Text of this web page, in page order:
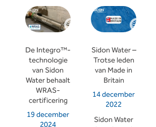
De Integro™-
technologie
van Sidon
Water behaalt
WRAS-
certificering
19 december
2024
Sidon Water –
Trotse leden
van Made in
Britain
14 december
2022
Sidon Water